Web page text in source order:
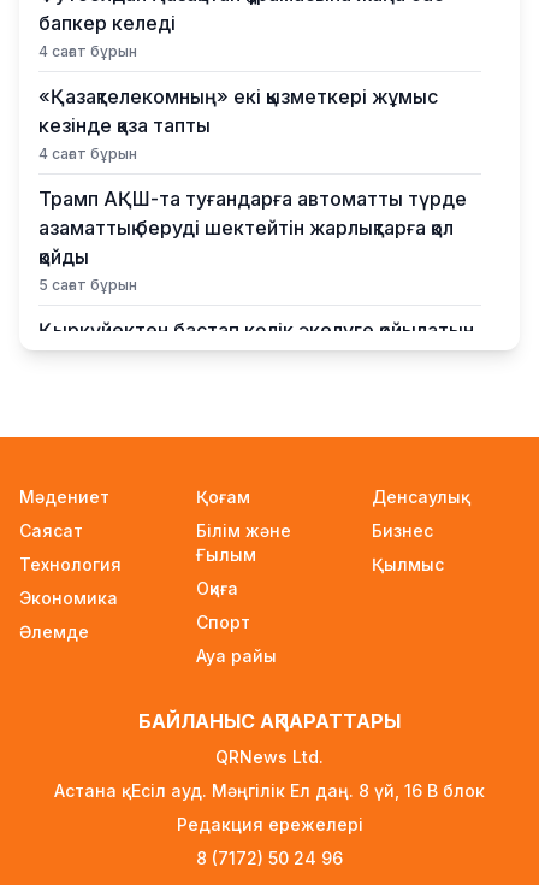
бапкер келеді
4 сағат бұрын
«Қазақтелекомның» екі қызметкері жұмыс
кезінде қаза тапты
4 сағат бұрын
Трамп АҚШ-та туғандарға автоматты түрде
азаматтық беруді шектейтін жарлықтарға қол
қойды
5 сағат бұрын
Қыркүйектен бастап көлік әкелуге қойылатын
талаптар күшейеді
УЕФА: Инфантиноға сенім жоғалды, бойкот
5 сағат бұрын
«Өзімізге де керек»: Трамп Украинаға қару
жеткізу туралы айтты
6 сағат бұрын
Алматыда ірі көлемде синтетикалық есірткі
тасымалдаған күдікті ұсталды
ERG-дегі мемлекеттің 40 пайыз үлесі
«Самұрық-Қазынаға» өтті
6 сағат бұрын
Канье Уэст концерті қарсаңында алаяқтар
жалған билет сата бастаған
Мәдениет
Саясат
Технология
Экономика
Әлемде
Қоғам
Білім және
Ғылым
Оқиға
Спорт
Ауа райы
Денсаулық
Бизнес
Қылмыс
БАЙЛАНЫС АҚПАРАТТАРЫ
QRNews Ltd.
Астана қ. Есіл ауд. Мәңгілік Ел даң. 8 үй, 16 B блок
Редакция ережелері
8 (7172) 50 24 96